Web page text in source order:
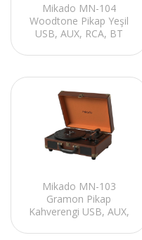
Mikado MN-104
Woodtone Pikap Yeşil
USB, AUX, RCA, BT
Mikado MN-103
Gramon Pikap
Kahverengi USB, AUX,
Çalar